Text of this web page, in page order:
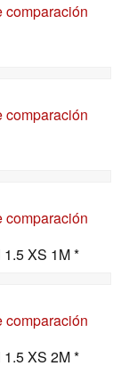
comparación
comparación
comparación
XS 1M *
comparación
XS 2M *